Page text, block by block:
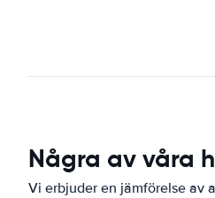
Några av våra
Vi erbjuder en jämförelse av